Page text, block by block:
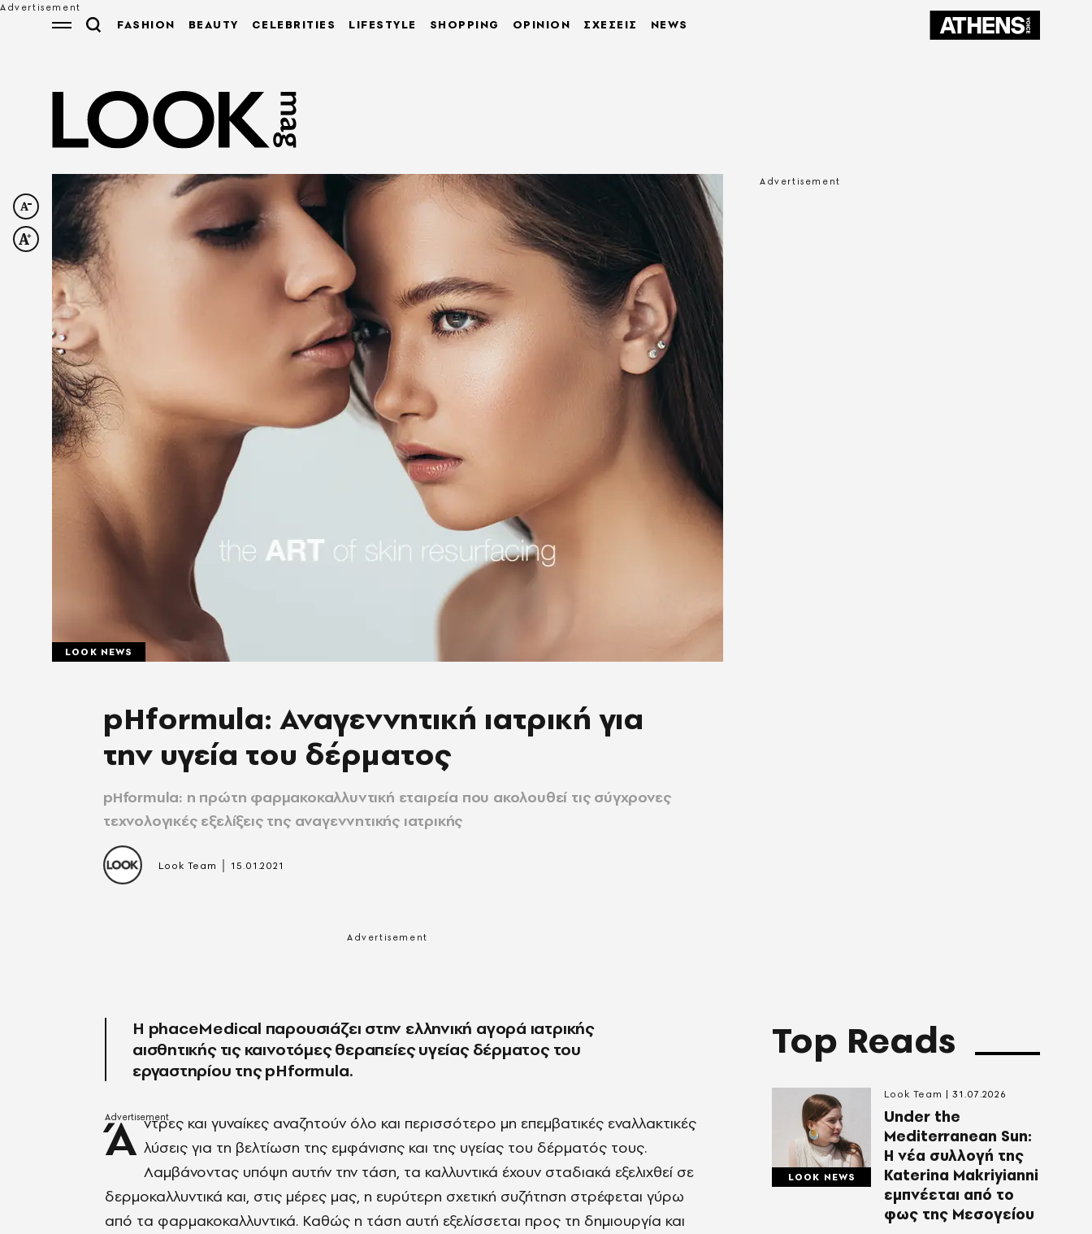
FASHION BEAUTY CELEBRITIES LIFESTYLE SHOPPING OPINION ΣΧΕΣΕΙΣ NEWS
LOOK NEWS
pHformula: Αναγεννητική ιατρική για
την υγεία του δέρματος
pHformula: η πρώτη φαρμακοκαλλυντική εταιρεία που ακολουθεί τις σύγχρονες
τεχνολογικές εξελίξεις της αναγεννητικής ιατρικής
Look Team 15.01.2021
Η phaceMedical παρουσιάζει στην ελληνική αγορά ιατρικής
αισθητικής τις καινοτόμες θεραπείες υγείας δέρματος του
εργαστηρίου της pHformula.
Ά ντρες και γυναίκες αναζητούν όλο και περισσότερο μη επεμβατικές εναλλακτικές
λύσεις για τη βελτίωση της εμφάνισης και της υγείας του δέρματός τους.
Λαμβάνοντας υπόψη αυτήν την τάση, τα καλλυντικά έχουν σταδιακά εξελιχθεί σε
δερμοκαλλυντικά και, στις μέρες μας, η ευρύτερη σχετική συζήτηση στρέφεται γύρω
από τα φαρμακοκαλλυντικά. Καθώς η τάση αυτή εξελίσσεται προς τη δημιουργία και
Top Reads
LOOK NEWS
Under the
Mediterranean Sun:
Η νέα συλλογή της
Katerina Makriyianni
εμπνέεται από το
φως της Μεσογείου
Look Team 31.07.2026